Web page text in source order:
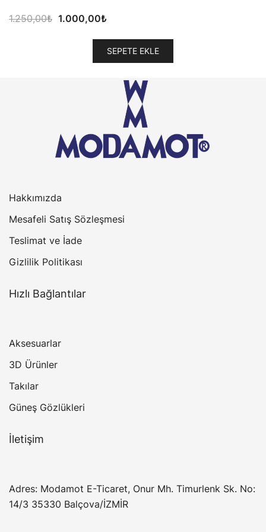
1.250,00₺ Orijinal
1.250,00₺.
1.000,00₺
fiyat:
1.000,00₺.
SEPETE EKLE
Hakkımızda
Mesafeli Satış Sözleşmesi
Teslimat ve İade
Gizlilik Politikası
Hızlı Bağlantılar
Aksesuarlar
3D Ürünler
Takılar
Güneş Gözlükleri
İletişim
Adres: Modamot E-Ticaret, Onur Mh. Timurlenk Sk. No:
14/3 35330 Balçova/İZMİR